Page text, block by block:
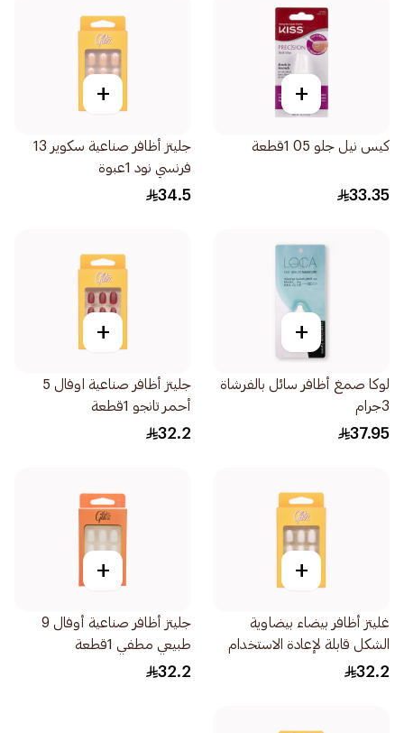
+
كيس نيل جلو 05 1قطعة
33.35
+
جليتز أظافر صناعية سكوير 13
فرنسي نود 1عبوة
34.5
+
لوكا صمغ أظافر سائل بالفرشاة
3جرام
37.95
+
جليتز أظافر صناعية اوفال 5
أحمر تانجو 1قطعة
32.2
+
غليتز أظافر بيضاء بيضاوية
الشكل قابلة لإعادة الاستخدام
24 قطعة
32.2
+
جليتز أظافر صناعية أوفال 9
طبيعي مطفي 1قطعة
32.2